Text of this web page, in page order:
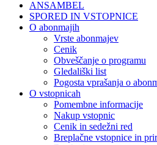
ANSAMBEL
SPORED IN VSTOPNICE
O abonmajih
Vrste abonmajev
Cenik
Obveščanje o programu
Gledališki list
Pogosta vprašanja o
O vstopnicah
Pomembne informacije
Nakup vstopnic
Cenik in sedežni red
Breplačne vstopnice in